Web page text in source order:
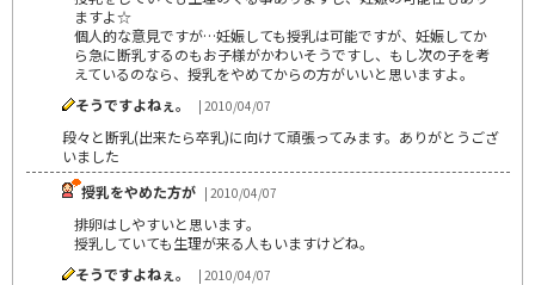
ますよ☆
個人的な意見ですが…妊娠しても授乳は可能ですが、妊娠してか
ら急に断乳するのもお子様がかわいそうですし、もし次の子を考
えているのなら、授乳をやめてからの方がいいと思いますよ。
そうですよねぇ。
| 2010/04/07
段々と断乳(出来たら卒乳)に向けて頑張ってみます。ありがとうござ
いました
授乳をやめた方が | 2010/04/07
排卵はしやすいと思います｡
授乳していても生理が来る人もいますけどね｡
そうですよねぇ。
| 2010/04/07